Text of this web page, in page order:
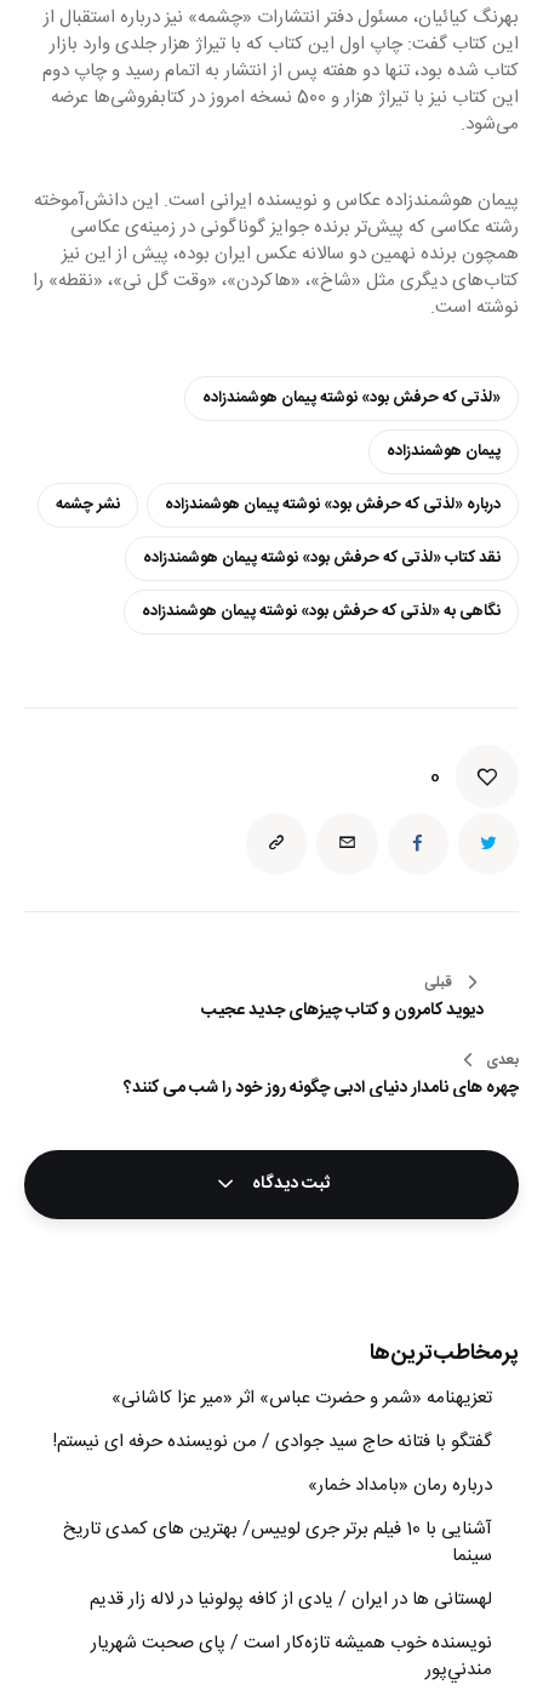
بهرنگ کیائیان، مسئول دفتر انتشارات «چشمه» نیز درباره استقبال از
این کتاب گفت: چاپ اول این کتاب که با تیراژ هزار جلدی وارد بازار
کتاب شده بود، تنها دو هفته پس از انتشار به اتمام رسید و چاپ دوم
این کتاب نیز با تیراژ هزار و 500 نسخه امروز در کتابفروشی‌ها عرضه
می‌شود.
پیمان هوشمندزاده عکاس و نویسنده ایرانی است. این دانش‌آموخته
رشته عکاسی که پیش‌تر برنده جوایز گوناگونی در زمینه‌ی عکاسی
همچون برنده نهمین دو سالانه عکس ایران بوده، پیش از این نیز
کتاب‌های دیگری مثل «شاخ»، «هاکردن»، «وقت گل نی»، «نقطه» را
نوشته است.
«لذتی که حرفش بود» نوشته پیمان هوشمندزاده
پیمان هوشمندزاده
درباره «لذتی که حرفش بود» نوشته پیمان هوشمندزاده
نشر چشمه
نقد کتاب «لذتی که حرفش بود» نوشته پیمان هوشمندزاده
نگاهی به «لذتی که حرفش بود» نوشته پیمان هوشمندزاده
0
راهبری
نوشته
قبلی
دیوید کامرون و کتاب چیزهای جدید عجیب
بعدی
چهره های نامدار دنیای ادبی چگونه روز خود را شب می کنند؟
ثبت دیدگاه
پرمخاطب‌ترین‌ها
تعزیه‎نامه‏ «شمر و حضرت عباس» اثر «میر عزا کاشانی»
گفتگو با فتانه حاج سید جوادی / من نویسنده حرفه ای نیستم!
درباره رمان «بامداد خمار»
آشنایی با 10 فیلم برتر جری لوییس/ بهترین های کمدی تاریخ
سینما
لهستانی ها در ایران / یادی از کافه پولونیا در لاله زار قدیم
نويسنده خوب هميشه تازه‌كار است / پای صحبت شهريار
مندني‌پور